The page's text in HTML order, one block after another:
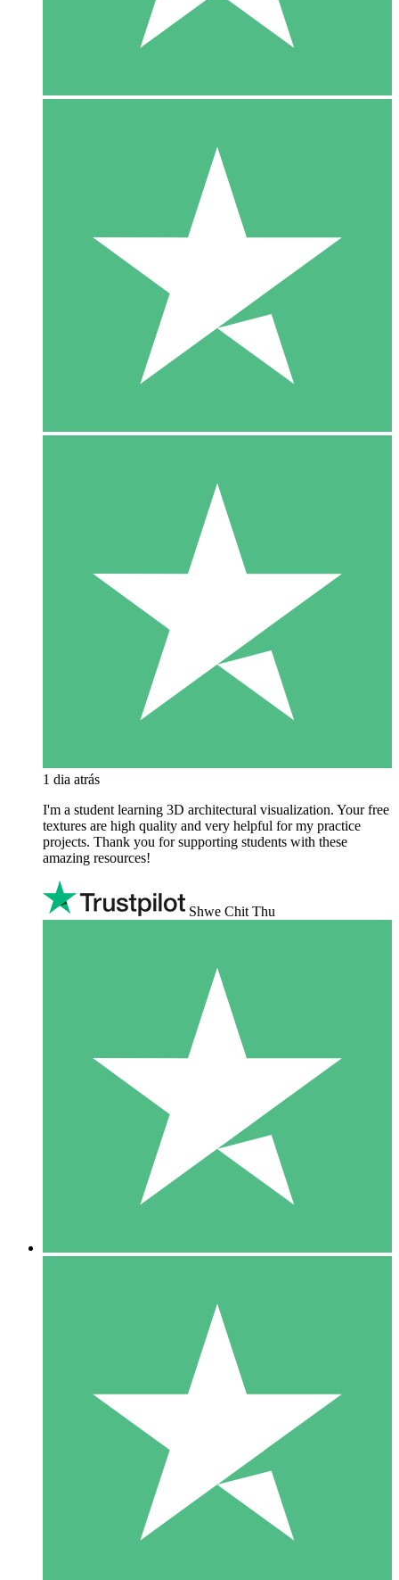
1 dia atrás
I'm a student learning 3D architectural visualization. Your free
textures are high quality and very helpful for my practice
projects. Thank you for supporting students with these
amazing resources!
Shwe Chit Thu